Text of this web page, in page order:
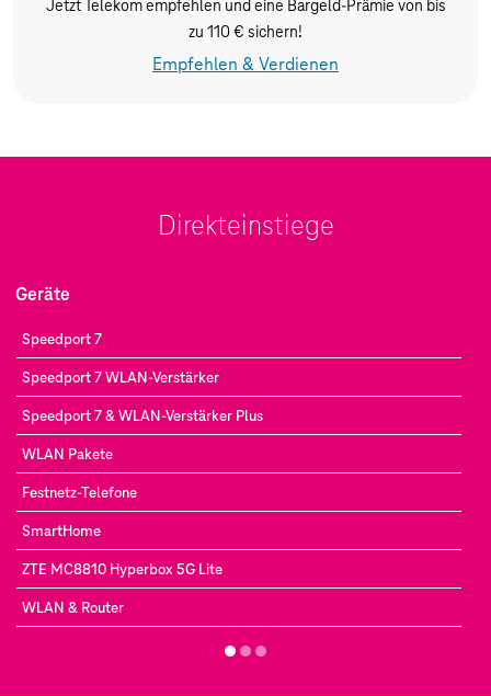
Jetzt Telekom empfehlen und eine Bargeld-Prämie von bis
zu 110 € sichern!
Empfehlen & Verdienen
Direkteinstiege
Geräte
Speedport 7
Speedport 7 WLAN-Verstärker
Speedport 7 & WLAN-Verstärker Plus
WLAN Pakete
Festnetz-Telefone
SmartHome
ZTE MC8810 Hyperbox 5G Lite
WLAN & Router